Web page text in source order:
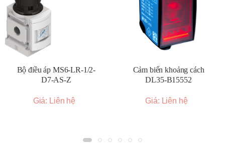
lớn, có thể cần sử dụng thêm tản nhiệt để đảm bảo rơ le
hoạt động ổn định và kéo dài tuổi thọ.
Kích thước và đặc điểm chung:
Kích thước đa dạng:
Autonics cung cấp rơ le bán dẫn
với nhiều kích thước khác nhau, từ loại nhỏ gọn để gắn
trên DIN rail đến loại có tích hợp tản nhiệt lớn hơn.
dụ dòng SRC1) giúp tiết kiệm không gian lắp đặt.
Bộ điều áp MS6-LR-1/2-
D7-AS-Z
Giá: Liên hệ
Cảm biến khoảng cách
DL35-B15552
Giá: Liên hệ